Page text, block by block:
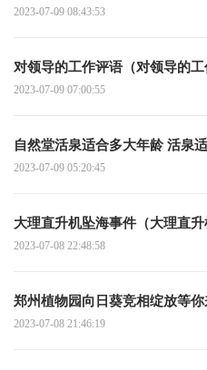
2023-07-09 08:43:53
对领导的工作评语（对领导的工
2023-07-09 07:00:55
自然堂活泉适合多大年龄 活泉
2023-07-09 05:20:45
大理直升机坠海事件（大理直升
2023-07-08 22:48:58
郑州植物园向日葵竞相绽放等你
2023-07-08 21:46:19